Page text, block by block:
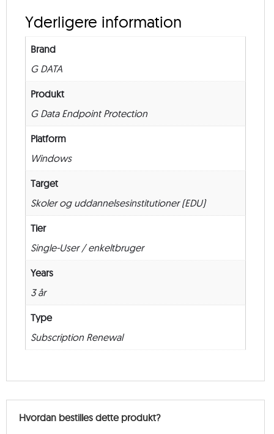
MAIL
from
500
måneder
Yderligere information
Brand
G DATA
Produkt
G Data Endpoint Protection
Platform
Windows
Target
Skoler og uddannelsesinstitutioner (EDU)
Tier
Single-User / enkeltbruger
Years
3 år
Type
Subscription Renewal
Hvordan bestilles dette produkt?